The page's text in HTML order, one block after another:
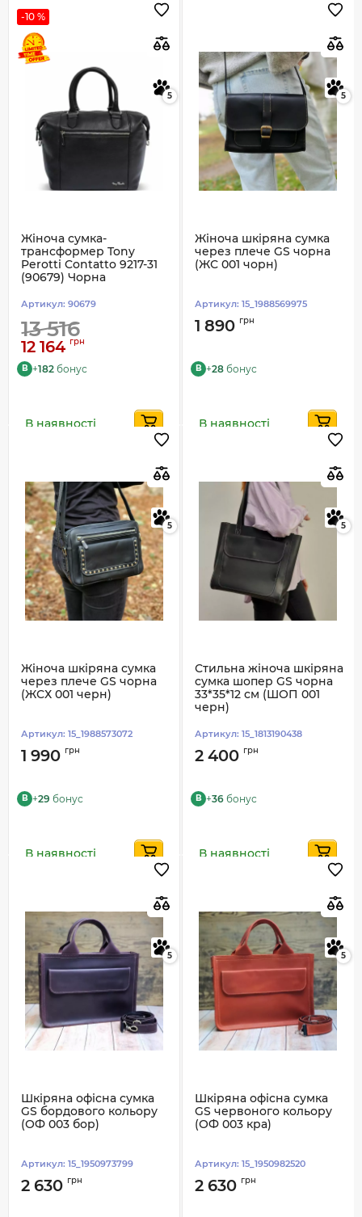
-10 %
5
Жіноча сумка-
трансформер Tony
Perotti Contatto 9217-31
(90679) Чорна
Артикул: 90679
13 516
12 164 грн
B +182 бонус
В наявності
5
Жіноча шкіряна сумка
через плече GS чорна
(ЖС 001 чорн)
Артикул: 15_1988569975
1 890 грн
B +28 бонус
В наявності
5
Жіноча шкіряна сумка
через плече GS чорна
(ЖСХ 001 черн)
Артикул: 15_1988573072
1 990 грн
B +29 бонус
В наявності
5
Стильна жіноча шкіряна
сумка шопер GS чорна
33*35*12 см (ШОП 001
черн)
Артикул: 15_1813190438
2 400 грн
B +36 бонус
В наявності
5
Шкіряна офісна сумка
GS бордового кольору
(ОФ 003 бор)
Артикул: 15_1950973799
2 630 грн
5
Шкіряна офісна сумка
GS червоного кольору
(ОФ 003 кра)
Артикул: 15_1950982520
2 630 грн